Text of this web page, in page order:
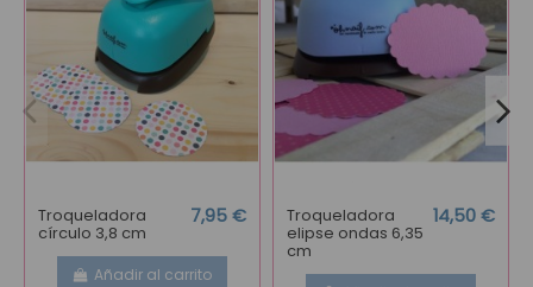
Troqueladora
círculo 3,8 cm
7,95 €
Añadir al carrito
Troqueladora
elipse ondas 6,35
cm
14,50 €